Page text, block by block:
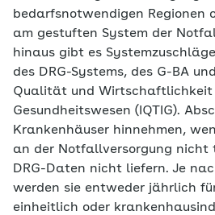
bedarfsnotwendigen Regionen
am gestuften System der
hinaus gibt es
des DRG-Systems, des G-BA
Qualität und Wirtschaftlichkeit
Gesundheitswesen (IQTIG).
Krankenhäuser hinnehmen,
an der Notfallversorgung nicht
DRG-Daten nicht liefern. Je
werden sie entweder jährlich
einheitlich oder